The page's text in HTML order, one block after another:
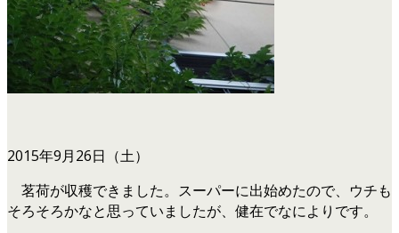
2015年9月26日（土）
茗荷が収穫できました。スーパーに出始めたので、ウチも
そろそろかなと思っていましたが、健在でなによりです。